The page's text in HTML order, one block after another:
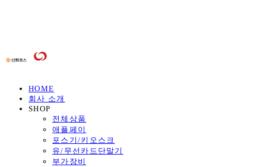
HOME
회사 소개
SHOP
전체상품
애플페이
포스기/키오스크
유/무선카드단말기
부가장비